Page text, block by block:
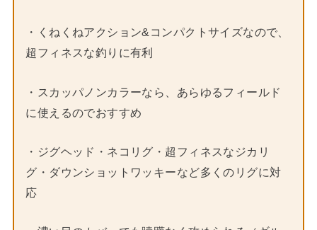
・くねくねアクション&コンパクトサイズなので、
超フィネスな釣りに有利
・スカッパノンカラーなら、あらゆるフィールド
に使えるのでおすすめ
・ジグヘッド・ネコリグ・超フィネスなジカリ
グ・ダウンショットワッキーなど多くのリグに対
応